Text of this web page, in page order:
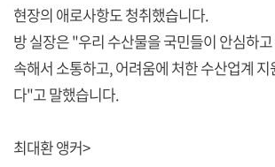
현장의 애로사항도 청취했습니다.
방 실장은 "우리 수산물을 국민들이 안심하
속해서 소통하고, 어려움에 처한 수산업계
다"고 말했습니다.
최대환 앵커>